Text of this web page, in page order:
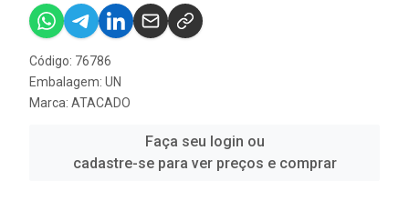
Código: 76786
Embalagem: UN
Marca: ATACADO
Faça seu login ou
cadastre-se para ver preços e comprar